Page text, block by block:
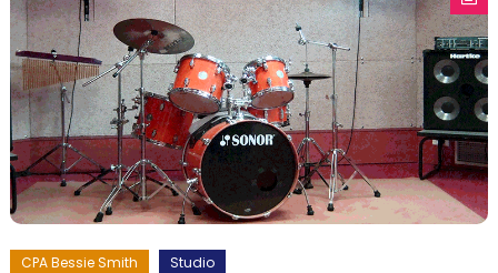
CPA Bessie Smith Studio